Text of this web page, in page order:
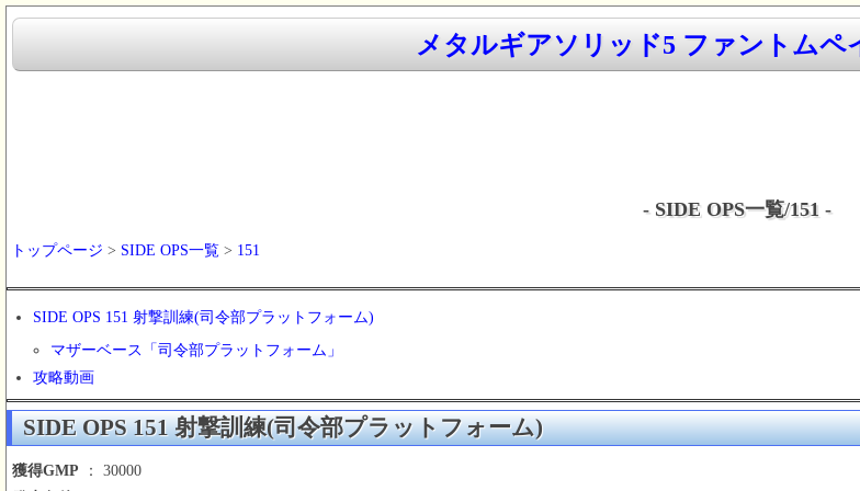
メタルギアソリッド5 ファントムペ
- SIDE OPS一覧/151 -
トップページ > SIDE OPS一覧 > 151
SIDE OPS 151 射撃訓練(司令部プラットフォーム)
マザーベース「司令部プラットフォーム」
攻略動画
SIDE OPS 151 射撃訓練(司令部プラットフォーム)
獲得GMP ： 30000